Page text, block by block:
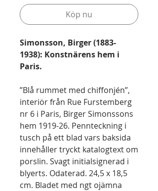
Köp nu
Simonsson, Birger (1883-
1938): Konstnärens hem i
Paris.
”Blå rummet med chiffonjén”,
interiör från Rue Furstemberg
nr 6 i Paris, Birger Simonssons
hem 1919-26. Pennteckning i
tusch på ett blad vars baksida
innehåller tryckt katalogtext om
porslin. Svagt initialsignerad i
blyerts. Odaterad. 24,5 x 18,5
cm. Bladet med ngt ojämna